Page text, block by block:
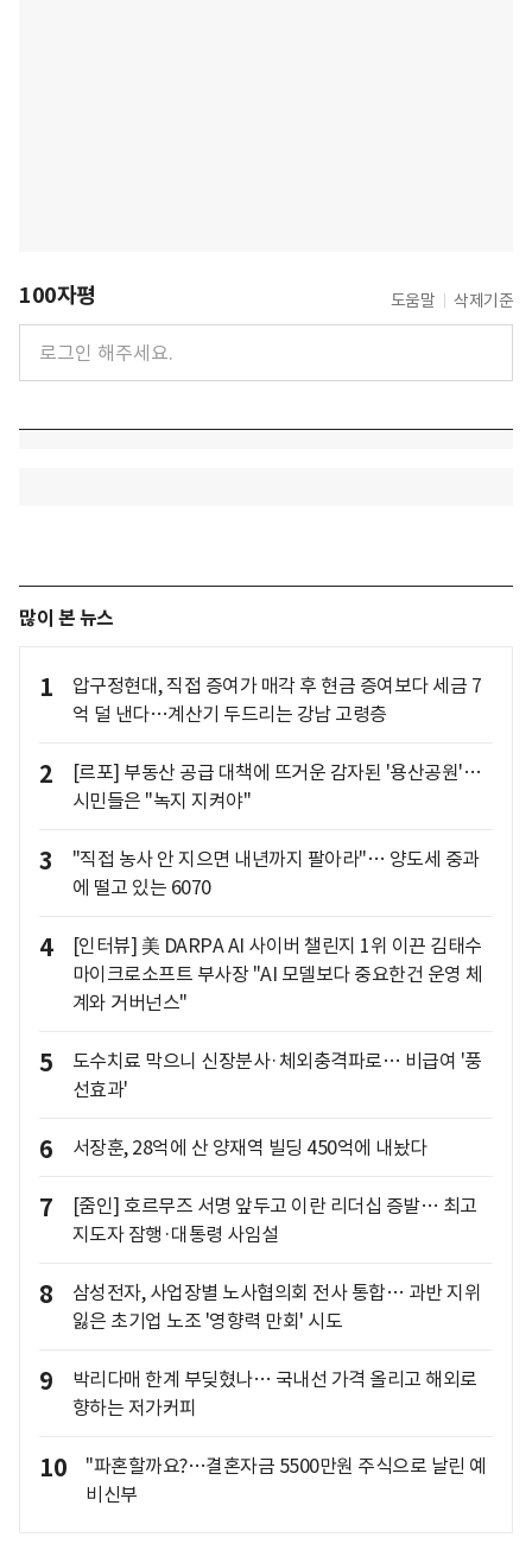
100자평 도움말 삭제기준
많이 본 뉴스
1
압구정현대, 직접 증여가 매각 후 현금 증여보다 세금 7
억 덜 낸다…계산기 두드리는 강남 고령층
2
[르포] 부동산 공급 대책에 뜨거운 감자된 '용산공원'…
시민들은 "녹지 지켜야"
3
"직접 농사 안 지으면 내년까지 팔아라"… 양도세 중과
에 떨고 있는 6070
4
[인터뷰] 美 DARPA AI 사이버 챌린지 1위 이끈 김태수
마이크로소프트 부사장 "AI 모델보다 중요한건 운영 체
계와 거버넌스"
5
도수치료 막으니 신장분사·체외충격파로… 비급여 '풍
선효과'
6 서장훈, 28억에 산 양재역 빌딩 450억에 내놨다
7
[줌인] 호르무즈 서명 앞두고 이란 리더십 증발… 최고
지도자 잠행·대통령 사임설
8
삼성전자, 사업장별 노사협의회 전사 통합… 과반 지위
잃은 초기업 노조 '영향력 만회' 시도
9
박리다매 한계 부딪혔나… 국내선 가격 올리고 해외로
향하는 저가커피
10
"파혼할까요?…결혼자금 5500만원 주식으로 날린 예
비신부